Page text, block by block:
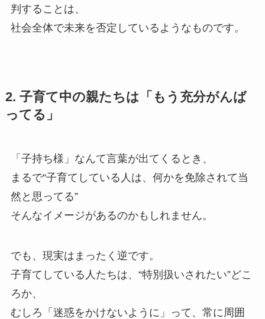
判することは、
社会全体で未来を否定しているようなものです。
2. 子育て中の親たちは「もう充分がんば
ってる」
「子持ち様」なんて言葉が出てくるとき、
まるで“子育てしている人は、何かを免除されて当
然と思ってる”
そんなイメージがあるのかもしれません。
でも、現実はまったく逆です。
子育てしている人たちは、“特別扱いされたい”どこ
ろか、
むしろ「迷惑をかけないように」って、常に周囲